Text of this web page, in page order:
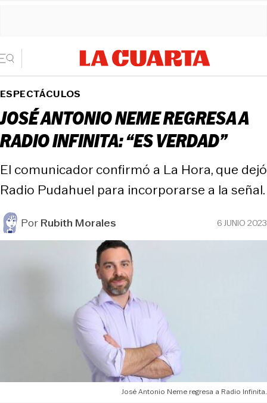
ESPECTÁCULOS
JOSÉ ANTONIO NEME REGRESA A
RADIO INFINITA: “ES VERDAD”
El comunicador confirmó a La Hora, que dejó
Radio Pudahuel para incorporarse a la señal.
PorRubith Morales 6 JUNIO 2023
José Antonio Neme regresa a Radio Infinita.